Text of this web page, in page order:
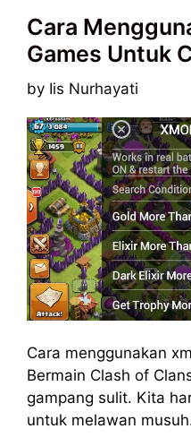
Cara
Games Untuk
by Iis Nurhayati
Cara menggunakan
Bermain Clash of
gampang sulit. Kita
untuk melawan